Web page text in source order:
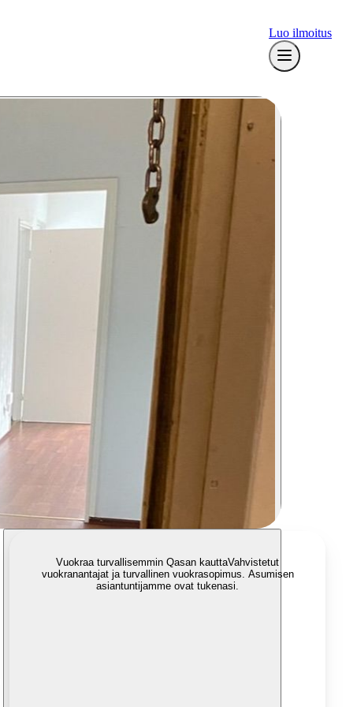
Luo ilmoitus
Vuokraa turvallisemmin Qasan kauttaVahvistetut
vuokranantajat ja turvallinen vuokrasopimus. Asumisen
asiantuntijamme ovat tukenasi.